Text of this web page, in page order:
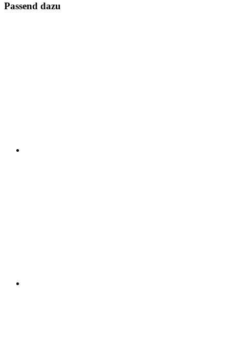
Passend dazu